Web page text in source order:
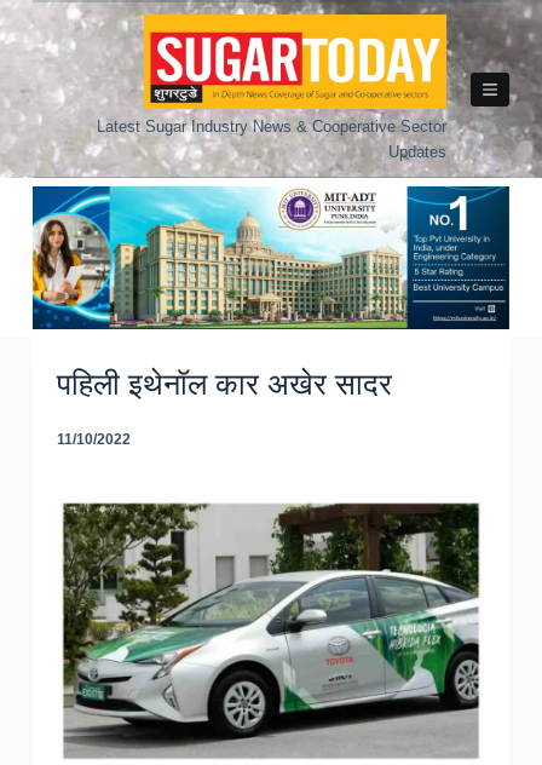
Skip
to
Latest Sugar Industry News & Cooperative Sector
Updates
पहिली इथेनॉल कार अखेर सादर
11/10/2022